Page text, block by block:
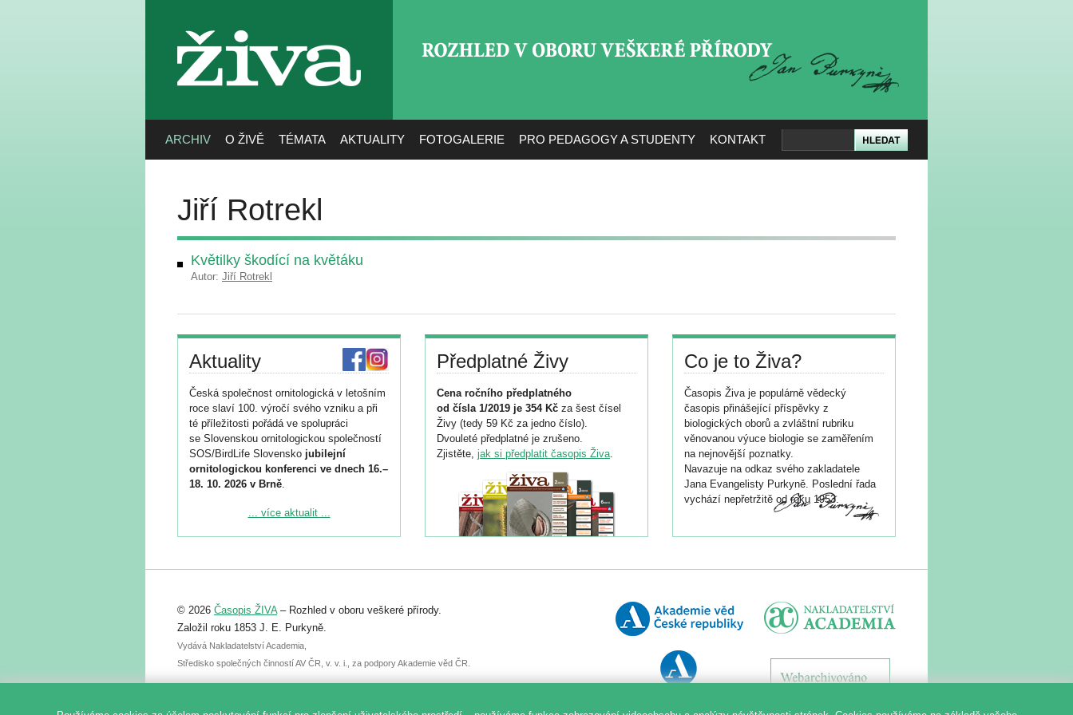
živa
ARCHIV O ŽIVĚ TÉMATA AKTUALITY FOTOGALERIE PRO PEDAGOGY A STUDENTY KONTAKT
Jiří Rotrekl
Květilky škodící na květáku
Autor: Jiří Rotrekl
Aktuality
Česká společnost ornitologická v letošním
roce slaví 100. výročí svého vzniku a při
té příležitosti pořádá ve spolupráci
se Slovenskou ornitologickou společností
SOS/BirdLife Slovensko jubilejní
ornitologickou konferenci ve dnech 16.–
18. 10. 2026 v Brně.
Podrobnější informace ke konferenci
Registrovat se můžete do 6. září.
abstraktu přihlášené přednášky nebo
posteru je už 30. června.
... více aktualit ...
Předplatné Živy
Cena ročního předplatného
od čísla 1/2019 je 354 Kč za šest čísel
Živy (tedy 59 Kč za jedno číslo).
Dvouleté předplatné je zrušeno.
Zjistěte, jak si předplatit časopis Živa.
Co je to Živa?
Časopis Živa je populárně vědecký
časopis přinášející příspěvky z
biologických oborů a zvláštní rubriku
věnovanou výuce biologie se zaměřením
na nejnovější poznatky.
Navazuje na odkaz svého zakladatele
Jana Evangelisty Purkyně. Poslední řada
vychází nepřetržitě od roku 1953.
© 2026 Časopis ŽIVA– Rozhled v oboru veškeré přírody.
Založil roku 1853 J. E. Purkyně.
Vydává Nakladatelství Academia,
Středisko společných činností AV ČR, v. v. i., za podpory Akademie věd ČR.